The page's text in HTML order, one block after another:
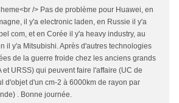
/> Pas de problème pour Huawei, en
il y'a electronic laden, en Russie il y'a
com, et en Corée il y'a heavy industry, au
il y'a Mitsubishi. Après d'autres technologies
de la guerre froide chez les anciens grands
et URSS) qui peuvent faire l'affaire (UC de
d'objet d'un cm-2 à 6000km de rayon par
. Bonne journée.